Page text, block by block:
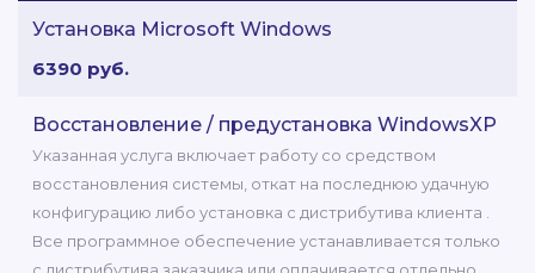
Установка Microsoft Windows
6390 руб.
Восстановление / предустановка WindowsXP
Указанная услуга включает работу со средством
восстановления системы, откат на последнюю удачную
конфигурацию либо установка с дистрибутива клиента .
Все программное обеспечение устанавливается только